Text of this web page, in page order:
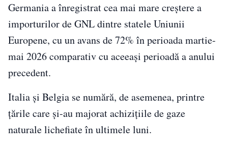
Germania a înregistrat cea mai mare creștere a
importurilor de GNL dintre statele Uniunii
Europene, cu un avans de 72% în perioada martie-
mai 2026 comparativ cu aceeași perioadă a anului
precedent.
Italia și Belgia se numără, de asemenea, printre
țările care și-au majorat achizițiile de gaze
naturale lichefiate în ultimele luni.